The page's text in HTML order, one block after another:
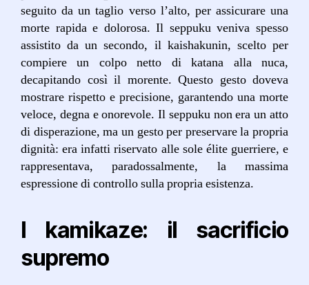
seguito da un taglio verso l’alto, per assicurare una
morte rapida e dolorosa. Il seppuku veniva spesso
assistito da un secondo, il kaishakunin, scelto per
compiere un colpo netto di katana alla nuca,
decapitando così il morente. Questo gesto doveva
mostrare rispetto e precisione, garantendo una morte
veloce, degna e onorevole. Il seppuku non era un atto
di disperazione, ma un gesto per preservare la propria
dignità: era infatti riservato alle sole élite guerriere, e
rappresentava, paradossalmente, la massima
espressione di controllo sulla propria esistenza.
I kamikaze: il sacrificio
supremo